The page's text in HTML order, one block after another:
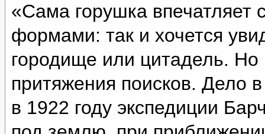
«Сама горушка
формами: так и хочется
городище или цитадель. Но
притяжения поисков. Дело
в 1922 году экспедиции